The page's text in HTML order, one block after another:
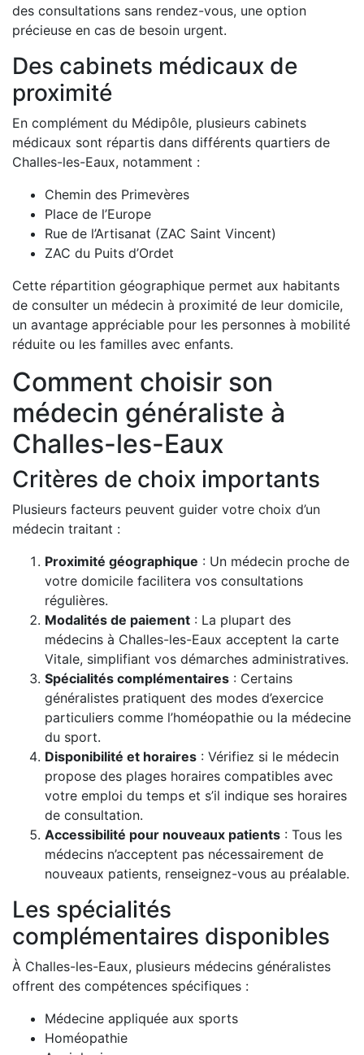
des consultations sans rendez-vous, une option
précieuse en cas de besoin urgent.
Des cabinets médicaux de
proximité
En complément du Médipôle, plusieurs cabinets
médicaux sont répartis dans différents quartiers de
Challes-les-Eaux, notamment :
Chemin des Primevères
Place de l’Europe
Rue de l’Artisanat (ZAC Saint Vincent)
ZAC du Puits d’Ordet
Cette répartition géographique permet aux habitants
de consulter un médecin à proximité de leur domicile,
un avantage appréciable pour les personnes à mobilité
réduite ou les familles avec enfants.
Comment choisir son
médecin généraliste à
Challes-les-Eaux
Critères de choix importants
Plusieurs facteurs peuvent guider votre choix d’un
médecin traitant :
Proximité géographique : Un médecin proche de
votre domicile facilitera vos consultations
régulières.
Modalités de paiement : La plupart des
médecins à Challes-les-Eaux acceptent la carte
Vitale, simplifiant vos démarches administratives.
Spécialités complémentaires : Certains
généralistes pratiquent des modes d’exercice
particuliers comme l’homéopathie ou la médecine
du sport.
Disponibilité et horaires : Vérifiez si le médecin
propose des plages horaires compatibles avec
votre emploi du temps et s’il indique ses horaires
de consultation.
Accessibilité pour nouveaux patients : Tous les
médecins n’acceptent pas nécessairement de
nouveaux patients, renseignez-vous au préalable.
Les spécialités
complémentaires disponibles
À Challes-les-Eaux, plusieurs médecins généralistes
offrent des compétences spécifiques :
Médecine appliquée aux sports
Homéopathie